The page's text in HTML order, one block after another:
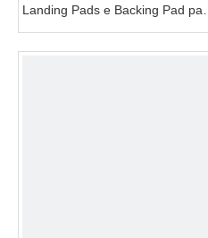
Landing Pads e Backing Pad para